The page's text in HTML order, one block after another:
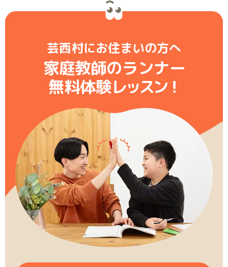
芸西村にお住まいの方へ
家庭教師のランナー
無料体験レッスン！